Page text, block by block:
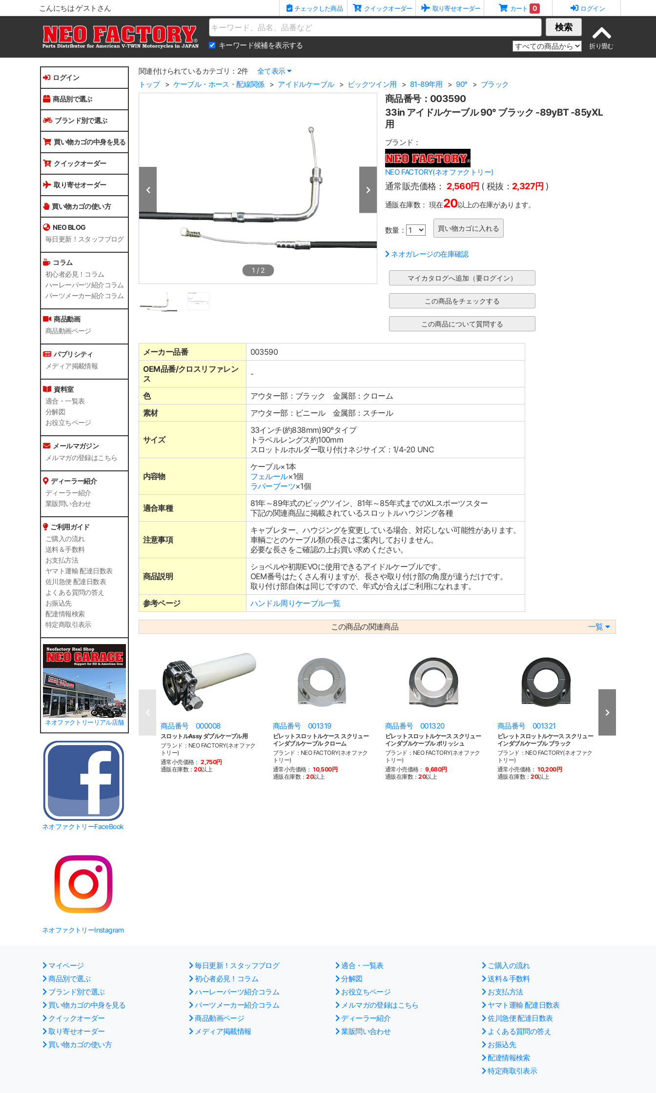
こんにちは ゲストさん チェックした商品 クイックオーダー 取り寄せオーダー カート 0 ログイン
Name 検索
キーワード候補を表示する
ログイン
商品別で選ぶ
ブランド別で選ぶ
買い物カゴの中身を見る
クイックオーダー
取り寄せオーダー
買い物カゴの使い方
NEO BLOG
毎日更新！スタッフブログ
コラム
初心者必見！コラム
ハーレーパーツ紹介コラム
パーツメーカー紹介コラム
商品動画
商品動画ページ
パブリシティ
メディア掲載情報
資料室
適合・一覧表
分解図
お役立ちページ
メールマガジン
メルマガの登録はこちら
ディーラー紹介
ディーラー紹介
業販問い合わせ
ご利用ガイド
ご購入の流れ
送料＆手数料
お支払方法
ヤマト運輸 配達日数表
佐川急便 配達日数表
よくある質問の答え
お振込先
配達情報検索
特定商取引表示
ネオファクトリーリアル店舗
ネオファクトリーFaceBook
ネオファクトリーInstagram
関連付けられているカテゴリ：2件
全て表示
トップ
ケーブル・ホース・配線関係 アイドルケーブル ビックツイン用 81-89年用 90° ブラック
1 / 2
商品番号：003590
33in アイドルケーブル 90° ブラック -89yBT -85yXL
用
ブランド：
NEO FACTORY(ネオファクトリー)
通常販売価格： 2,560円 ( 税抜： 2,327円 )
通販在庫数： 現在20以上の在庫があります。
数量：
ネオガレージの在庫確認
メーカー品番
003590
OEM品番/クロスリファレン
ス
-
色
アウター部：ブラック 金属部：クローム
素材
アウター部：ビニール 金属部：スチール
サイズ
33インチ(約838mm)90°タイプ
トラベルレングス約100mm
スロットルホルダー取り付けネジサイズ：1/4-20 UNC
内容物
ケーブル×1本
フェルール×1個
ラバーブーツ×1個
適合車種
81年～89年式のビッグツイン、81年～85年式までのXLスポーツスター
下記の関連商品に掲載されているスロットルハウジング各種
注意事項
キャブレター、ハウジングを変更している場合、対応しない可能性があります。
車輌ごとのケーブル類の長さはご案内しておりません。
必要な長さをご確認の上お買い求めください。
商品説明
ショベルや初期EVOに使用できるアイドルケーブルです。
OEM番号はたくさん有りますが、長さや取り付け部の角度が違うだけです。
取り付け部自体は同じですので、年式が合えばご利用になれます。
参考ページ
ハンドル周りケーブル一覧
この商品の関連商品 一覧
商品番号 000008
スロットルAssy ダブルケーブル用
ブランド：NEO FACTORY(ネオファク
トリー)
通常小売価格： 2,750円
通販在庫数：20以上
商品番号 001319
ビレットスロットルケース スクリュー
インダブルケーブル クローム
ブランド：NEO FACTORY(ネオファク
トリー)
通常小売価格： 10,500円
通販在庫数：20以上
商品番号 001320
ビレットスロットルケース スクリュー
インダブルケーブル ポリッシュ
ブランド：NEO FACTORY(ネオファク
トリー)
通常小売価格： 9,680円
通販在庫数：20以上
商品番号 001321
ビレットスロットルケース スクリュー
インダブルケーブル ブラック
ブランド：NEO FACTORY(ネオファク
トリー)
通常小売価格： 10,200円
通販在庫数：20以上
応急用タイコ
マイページ
商品別で選ぶ
ブランド別で選ぶ
買い物カゴの中身を見る
クイックオーダー
取り寄せオーダー
買い物カゴの使い方
毎日更新！スタッフブログ
初心者必見！コラム
ハーレーパーツ紹介コラム
パーツメーカー紹介コラム
商品動画ページ
メディア掲載情報
適合・一覧表
分解図
お役立ちページ
メルマガの登録はこちら
ディーラー紹介
業販問い合わせ
ご購入の流れ
送料＆手数料
お支払方法
ヤマト運輸 配達日数表
佐川急便 配達日数表
よくある質問の答え
お振込先
配達情報検索
特定商取引表示